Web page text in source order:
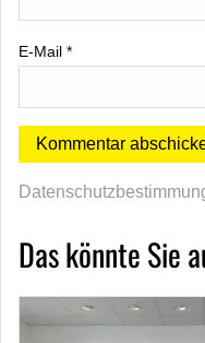
E-Mail *
Das könnte Sie